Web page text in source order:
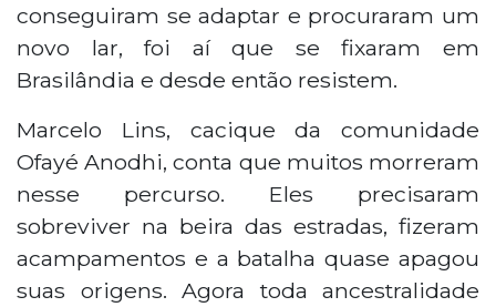
conseguiram se adaptar e procuraram um
novo lar, foi aí que se fixaram em
Brasilândia e desde então resistem.
Marcelo Lins, cacique da comunidade
Ofayé Anodhi, conta que muitos morreram
nesse percurso. Eles precisaram
sobreviver na beira das estradas, fizeram
acampamentos e a batalha quase apagou
suas origens. Agora toda ancestralidade